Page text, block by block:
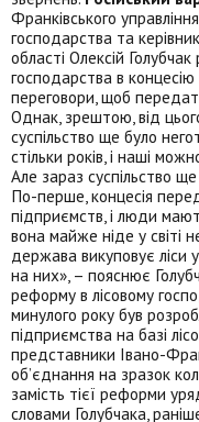
Франківського
господарства та
області Олексій
господарства в
переговори, щоб
Однак, зрештою, від
суспільство ще було
стільки років, і наші
Але зараз суспільство
По-перше, концесія
підприємств, і люди
вона майже ніде у світі
держава викуповує
на них», – пояснює
реформу в лісовому
минулого року був
підприємства на базі
представники Івано-
об’єднання на зразок
замість тієї реформи
словами Голубчака,